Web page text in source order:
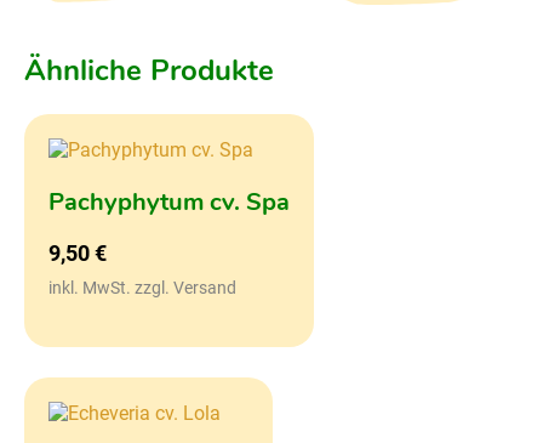
Ähnliche Produkte
Pachyphytum cv. Spa
9,50€
inkl. MwSt. zzgl. Versand